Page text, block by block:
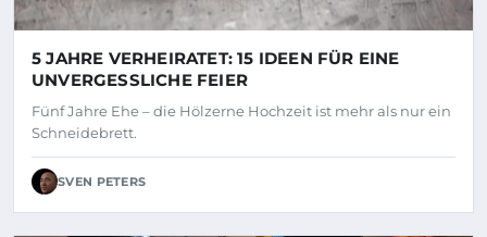
5 JAHRE VERHEIRATET: 15 IDEEN FÜR EINE
UNVERGESSLICHE FEIER
Fünf Jahre Ehe – die Hölzerne Hochzeit ist mehr als nur ein
Schneidebrett.
SVEN PETERS